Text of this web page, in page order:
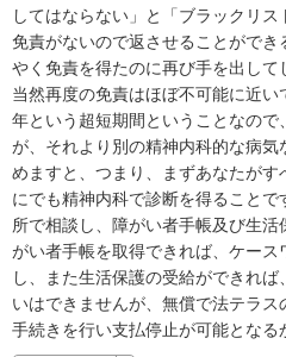
してはならない」と「ブラックリ
免責がないので返させることができ
やく免責を得たのに再び手を出して
当然再度の免責はほぼ不可能に近い
年という超短期間ということなの
が、それより別の精神内科的な病気
めますと、つまり、まずあなたが
にでも精神内科で診断を得ること
所で相談し、障がい者手帳及び生
がい者手帳を取得できれば、ケー
し、また生活保護の受給ができれ
いはできませんが、無償で法テラ
手続きを行い支払停止が可能となる